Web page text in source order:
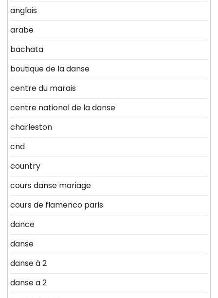
anglais
arabe
bachata
boutique de la danse
centre du marais
centre national de la danse
charleston
cnd
country
cours danse mariage
cours de flamenco paris
dance
danse
danse à 2
danse a 2